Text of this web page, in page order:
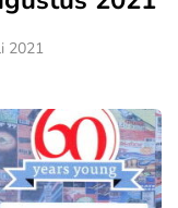
2021